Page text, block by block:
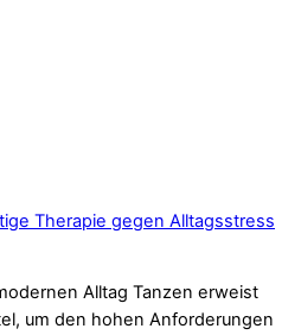
Therapie gegen Alltagsstress
Alltag Tanzen erweist
um den hohen Anforderungen